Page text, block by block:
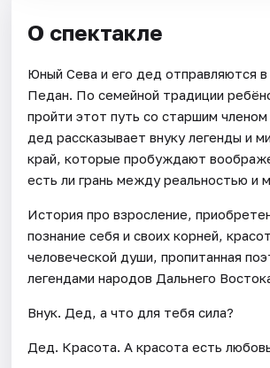
О спектакле
Юный Сева и его дед отправляются в
Педан. По семейной традиции
пройти этот путь со старшим
дед рассказывает внуку легенды и
край, которые пробуждают
есть ли грань между реальностью и
История про взросление,
познание себя и своих корней,
человеческой души, пропитанная
легендами народов Дальнего
Внук. Дед, а что для тебя сила?
Дед. Красота. А красота есть